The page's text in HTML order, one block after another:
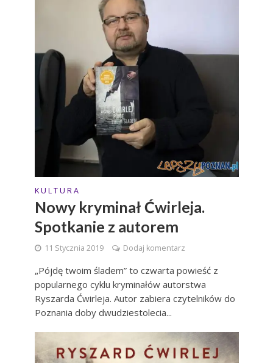
K U L T U R A
Nowy kryminał Ćwirleja.
Spotkanie z autorem
11 Stycznia 2019 Dodaj komentarz
„Pójdę twoim śladem” to czwarta powieść z
popularnego cyklu kryminałów autorstwa
Ryszarda Ćwirleja. Autor zabiera czytelników do
Poznania doby dwudziestolecia...